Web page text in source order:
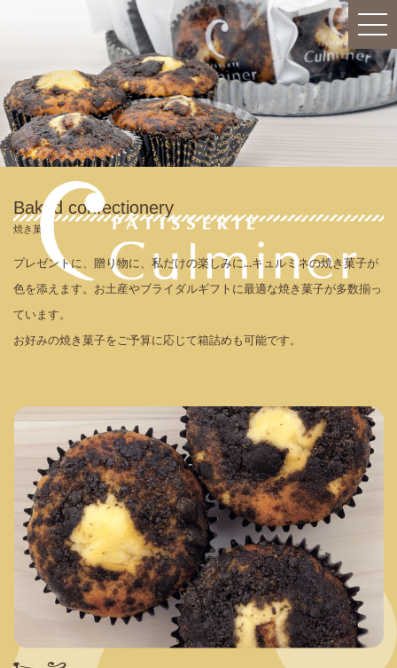
Baked confectionery
焼き菓子
プレゼントに、贈り物に、私だけの楽しみに...キュルミネの焼き菓子が
色を添えます。お土産やブライダルギフトに最適な焼き菓子が多数揃っ
ています。
お好みの焼き菓子をご予算に応じて箱詰めも可能です。